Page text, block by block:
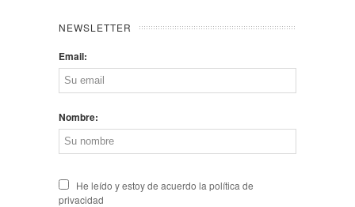
NEWSLETTER
Email:
Nombre:
He leído y estoy de acuerdo la política de
privacidad